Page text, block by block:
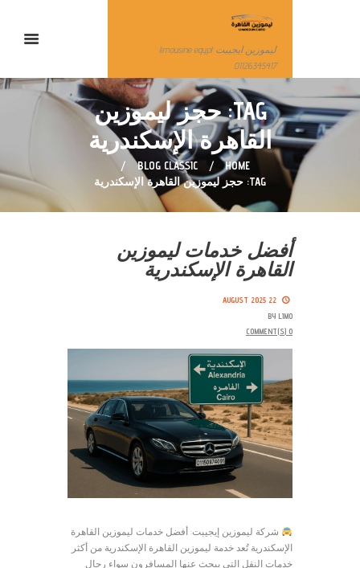
ليموزين ايجيبت limousine egypt
01126345417
TAG: حجز ليموزين
القاهرة الإسكندرية
HOME
BLOG CLASSIC
TAG: حجز ليموزين القاهرة الإسكندرية
أفضل خدمات ليموزين
القاهرة الإسكندرية
22 AUGUST 2025
BY LIMO
0
شركة ليموزين إيجيبت: أفضل خدمات ليموزين القاهرة
الإسكندرية تُعد خدمة ليموزين القاهرة الإسكندرية من أكثر
خدمات النقل التي يبحث عنها المسافرون سواء رجال